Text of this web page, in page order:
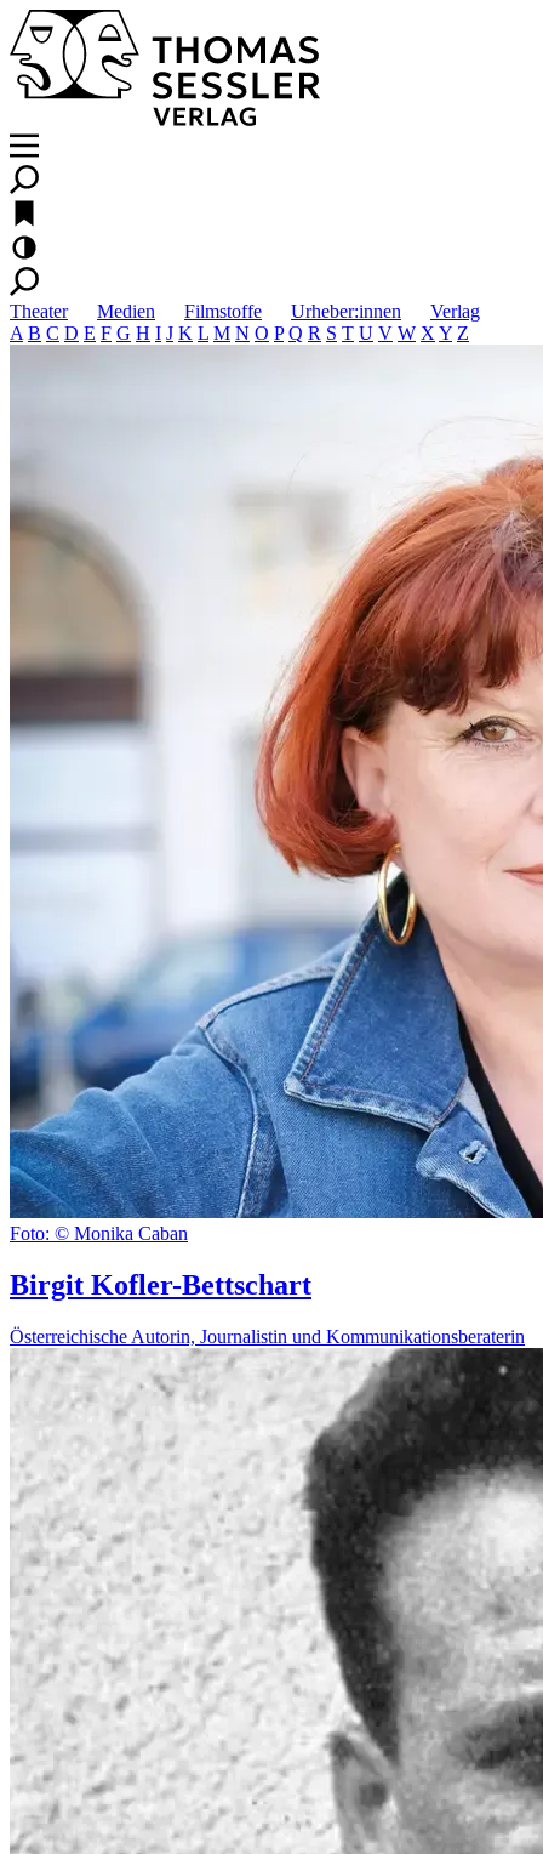
Theater Medien Filmstoffe Urheber:innen
Verlag
A B C D E F G H I J K L M N O P Q R S T U V W X Y Z
Foto: © Monika Caban
Birgit Kofler-Bettschart
Österreichische Autorin, Journalistin und Kommunikationsberaterin